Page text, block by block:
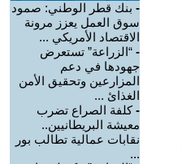
- بنك قطر الوطني: صمود
سوق العمل يعزز مرونة
الاقتصاد الأمريكي ...
- “الزراعة” تستعرض
جهودها في دعم
المزارعين وتحقيق الأمن
الغذائ ...
-كلفة الصراع تضرب
معيشة البريطانيين..
نقابات عمالية تطالب بور
...